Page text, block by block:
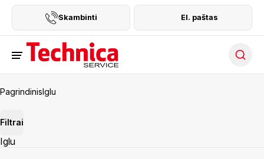
Skambinti El. paštas
PagrindinisIglu
Filtrai
Iglu